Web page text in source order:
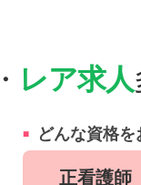
・ レア求人
どんな資格を
正看護師